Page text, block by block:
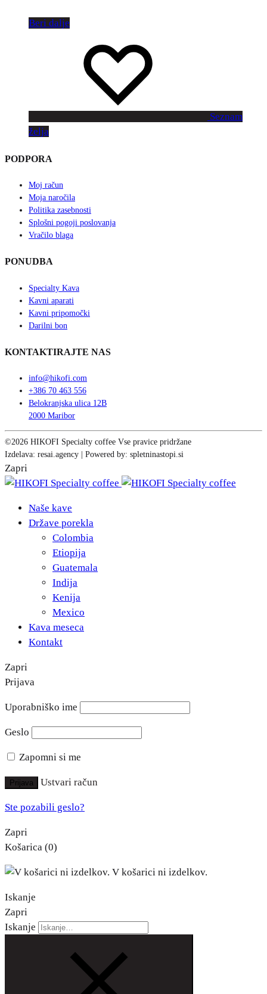
Beri dalje
Seznam
želja
PODPORA
Moj račun
Moja naročila
Politika zasebnosti
Splošni pogoji poslovanja
Vračilo blaga
PONUDBA
Specialty Kava
Kavni aparati
Kavni pripomočki
Darilni bon
KONTAKTIRAJTE NAS
info@hikofi.com
+386 70 463 556
Belokranjska ulica 12B
2000 Maribor
©2026 HIKOFI Specialty coffee Vse pravice pridržane
Izdelava: resai.agency | Powered by: spletninastopi.si
Zapri
Naše kave
Države porekla
Colombia
Etiopija
Guatemala
Indija
Kenija
Mexico
Kava meseca
Kontakt
Zapri
Prijava
Uporabniško ime
Geslo
Zapomni si me
Prijava Ustvari račun
Ste pozabili geslo?
Zapri
Košarica (0)
V košarici ni izdelkov.
Iskanje
Zapri
Iskanje